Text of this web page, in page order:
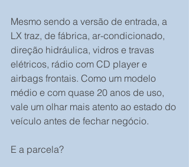
Mesmo sendo a versão de entrada, a
LX traz, de fábrica, ar-condicionado,
direção hidráulica, vidros e travas
elétricos, rádio com CD player e
airbags frontais. Como um modelo
médio e com quase 20 anos de uso,
vale um olhar mais atento ao estado do
veículo antes de fechar negócio.
E a parcela?